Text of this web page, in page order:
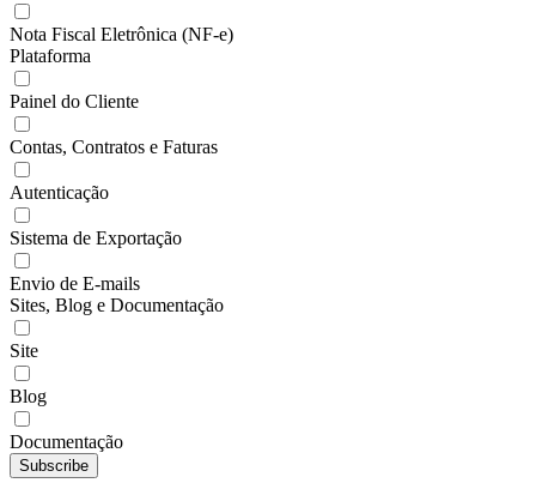
Nota Fiscal Eletrônica (NF-e)
Plataforma
Painel do Cliente
Contas, Contratos e Faturas
Autenticação
Sistema de Exportação
Envio de E-mails
Sites, Blog e Documentação
Site
Blog
Documentação
Subscribe